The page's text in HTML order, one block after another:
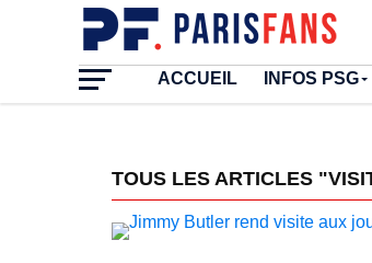
ACCUEIL INFOS PSG
TOUS LES ARTICLES